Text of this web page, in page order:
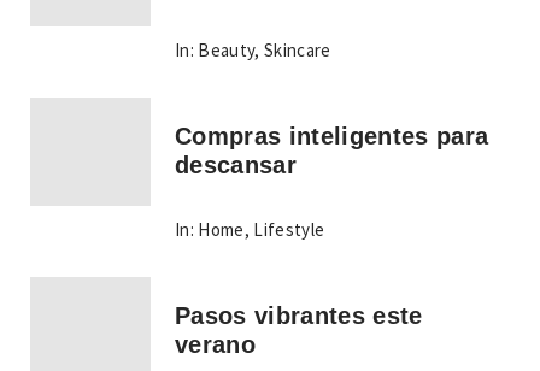
In: Beauty,Skincare
Compras inteligentes para
descansar
In: Home, Lifestyle
Pasos vibrantes este
verano